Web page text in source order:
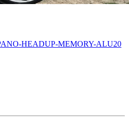
HEADUP-MEMORY-ALU20